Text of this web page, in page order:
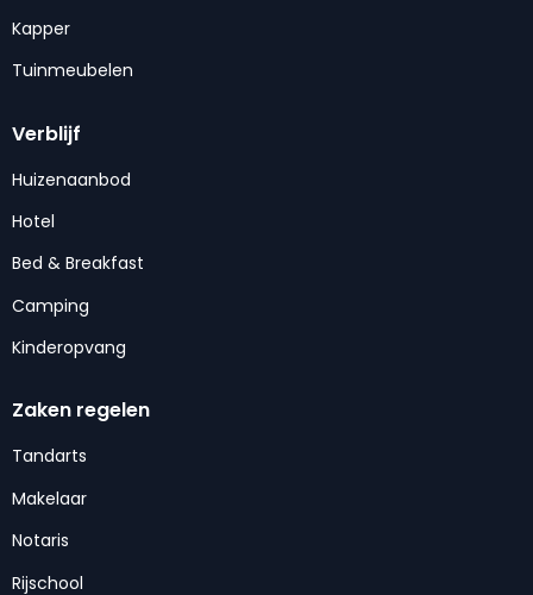
Kapper
Tuinmeubelen
Verblijf
Huizenaanbod
Hotel
Bed & Breakfast
Camping
Kinderopvang
Zaken regelen
Tandarts
Makelaar
Notaris
Rijschool